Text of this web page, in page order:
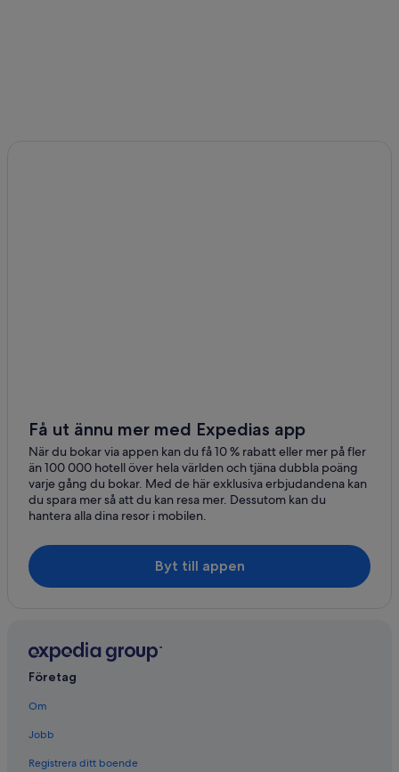
Få ut ännu mer med Expedias app
När du bokar via appen kan du få 10 % rabatt eller mer på fler
än 100 000 hotell över hela världen och tjäna dubbla poäng
varje gång du bokar. Med de här exklusiva erbjudandena kan
du spara mer så att du kan resa mer. Dessutom kan du
hantera alla dina resor i mobilen.
Byt till appen
Företag
Om
Jobb
Registrera ditt boende